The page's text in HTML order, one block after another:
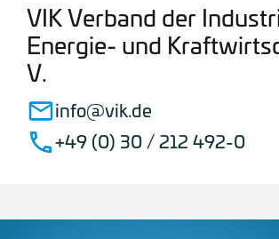
VIK Verband der
Energie- und
V.
info@vik.de
+49 (0) 30 / 212 492-0